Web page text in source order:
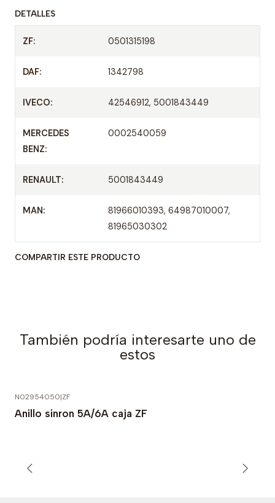
DETALLES
ZF: 0501315198
DAF: 1342798
IVECO: 42546912, 5001843449
MERCEDES
BENZ:
0002540059
RENAULT: 5001843449
MAN:
81966010393, 64987010007,
81965030302
COMPARTIR ESTE PRODUCTO
También podría interesarte uno de
estos
N02954050|ZF
Anillo sinron 5A/6A caja ZF